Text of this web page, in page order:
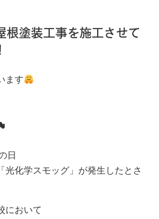
根塗装工事を施工させて
ます
日⁡
光化学スモッグ」が発生したとさ
において⁡